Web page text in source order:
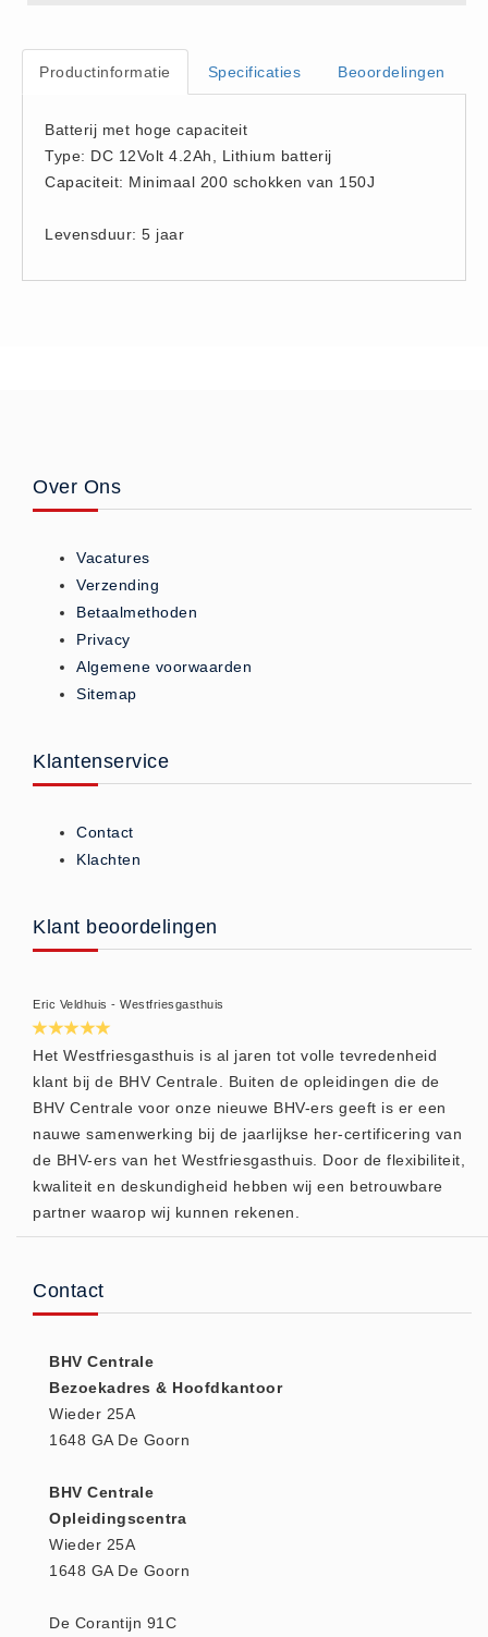
AED trainers (14)
BHV kasten (5)
BHV Kleding
Hesjes (9)
BHV middelen
CO2 blussers (2)
Schuimblussers (6)
Brandmelders
CO melders (2)
Rookmelders (8)
Brandmelders - Algemeen (1)
Brandvertragend (9)
Brandwondmaterialen
Corona maatregelen
COVID-19 artikelen
Drogisterij
Desinfectants (6)
Geneesmiddelen (0)
Koud - Warm kompressen (3)
Overige (1)
Eerste Hulp Paneel
Eerste Hulp Paneel (0)
Evacuatie
Noodkoffer (0)
Noodverlichting (1)
Stoelen (5)
Productinformatie Specificaties Beoordelingen
Batterij met hoge capaciteit
Type: DC 12Volt 4.2Ah, Lithium batterij
Capaciteit: Minimaal 200 schokken van 150J
Levensduur: 5 jaar
Over Ons
Vacatures
Verzending
Betaalmethoden
Privacy
Algemene voorwaarden
Sitemap
Klantenservice
Contact
Klachten
Klant beoordelingen
Eric Veldhuis - Westfriesgasthuis
Het Westfriesgasthuis is al jaren tot volle tevredenheid
klant bij de BHV Centrale. Buiten de opleidingen die de
BHV Centrale voor onze nieuwe BHV-ers geeft is er een
nauwe samenwerking bij de jaarlijkse her-certificering van
de BHV-ers van het Westfriesgasthuis. Door de flexibiliteit,
kwaliteit en deskundigheid hebben wij een betrouwbare
partner waarop wij kunnen rekenen.
Contact
BHV Centrale
Bezoekadres & Hoofdkantoor
Wieder 25A
1648 GA De Goorn
BHV Centrale
Opleidingscentra
Wieder 25A
1648 GA De Goorn
De Corantijn 91C